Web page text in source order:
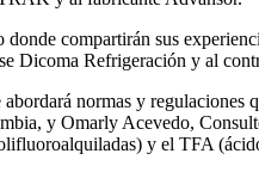
compartirán sus
Dicoma Refrigeración y al
normas y
y Omarly Acevedo,
y el TFA